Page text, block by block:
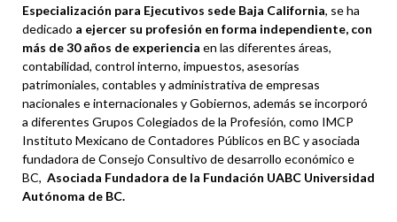
Especialización para Ejecutivos sede Baja California, se ha
dedicado a ejercer su profesión en forma independiente, con
más de 30 años de experiencia en las diferentes áreas,
contabilidad, control interno, impuestos, asesorías
patrimoniales, contables y administrativa de empresas
nacionales e internacionales y Gobiernos, además se incorporó
a diferentes Grupos Colegiados de la Profesión, como IMCP
Instituto Mexicano de Contadores Públicos en BC y asociada
fundadora de Consejo Consultivo de desarrollo económico e
BC, Asociada Fundadora de la Fundación UABC Universidad
Autónoma de BC.